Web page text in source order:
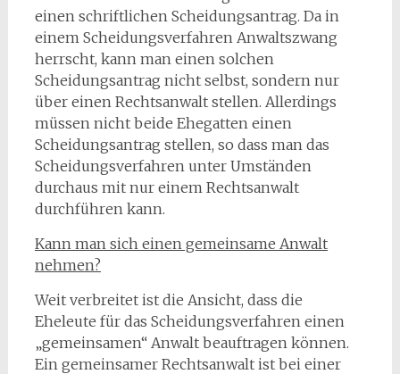
einen schriftlichen Scheidungsantrag. Da in
einem Scheidungsverfahren Anwaltszwang
herrscht, kann man einen solchen
Scheidungsantrag nicht selbst, sondern nur
über einen Rechtsanwalt stellen. Allerdings
müssen nicht beide Ehegatten einen
Scheidungsantrag stellen, so dass man das
Scheidungsverfahren unter Umständen
durchaus mit nur einem Rechtsanwalt
durchführen kann.
Kann man sich einen gemeinsame Anwalt
nehmen?
Weit verbreitet ist die Ansicht, dass die
Eheleute für das Scheidungsverfahren einen
„gemeinsamen“ Anwalt beauftragen können.
Ein gemeinsamer Rechtsanwalt ist bei einer